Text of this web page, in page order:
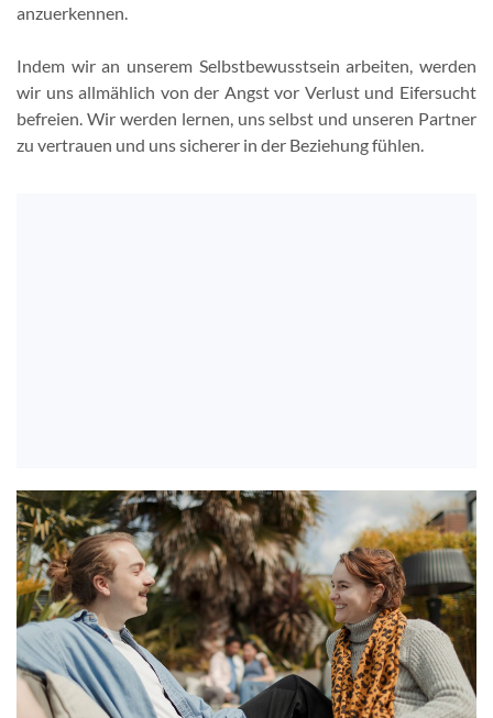
anzuerkennen.
Indem wir an unserem Selbstbewusstsein arbeiten, werden
wir uns allmählich von der Angst vor Verlust und Eifersucht
befreien. Wir werden lernen, uns selbst und unseren Partner
zu vertrauen und uns sicherer in der Beziehung fühlen.